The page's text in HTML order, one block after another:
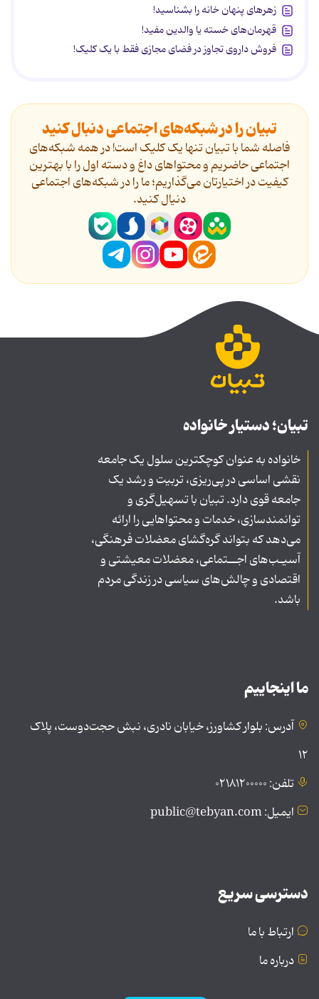
زهرهای پنهان خانه را بشناسید!
قهرمان‌های خسته یا والدین مفید!
فروش داروی تجاوز در فضای مجازی فقط با یک کلیک!
تبیان را در شبکه‌های اجتماعی دنبال کنید
فاصله شما با تبیان تنها یک کلیک است! در همه شبکه‌های
اجتماعی حاضریم و محتواهای داغ و دسته اول را با بهترین
کیفیت در اختیارتان می‌گذاریم؛ ما را در شبکه‌های اجتماعی
دنیال کنید.
تبیان؛ دستیار خانواده
خانواده به عنوان کوچکترین سلول یک جامعه
نقشی اساسی در پی‌ریزی، تربیت و رشد یک
جامعه قوی دارد. تبیان با تسهیل‌گری و
توانمندسازی، خدمات و محتواهایی را ارائه
می‌دهد که بتواند گره‌گشای معضلات فرهنگی،
آسیـب‌های اجــتماعی، معضلات معیشتی و
اقتصادی و چالش‌های سیاسی در زندگی مردم
باشد.
ما اینجاییم
آدرس: بلوار کشاورز، خیابان نادری، نبش حجت‌دوست، پلاک
۱۲
تلفن: ۰۲۱۸۱۲۰۰۰۰۰
ایمیل: public@tebyan.com
دسترسی سریع
ارتباط با ما
درباره ما